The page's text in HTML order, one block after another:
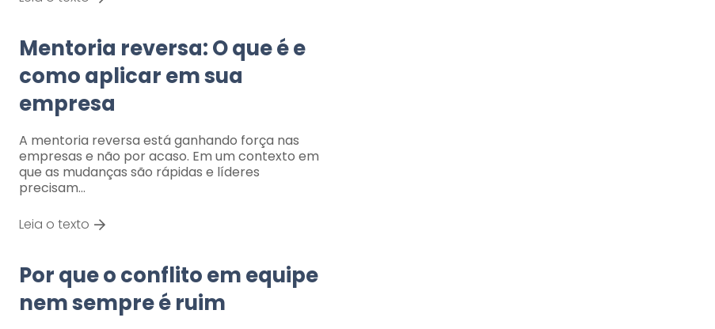
Mentoria reversa: O que é e
como aplicar em sua
empresa
A mentoria reversa está ganhando força nas
empresas e não por acaso. Em um contexto em
que as mudanças são rápidas e líderes
precisam…
Leia o texto
Por que o conflito em equipe
nem sempre é ruim